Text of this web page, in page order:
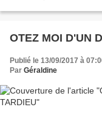
OTEZ MOI D'UN
Publié le 13/09/2017 à
Par Géraldine